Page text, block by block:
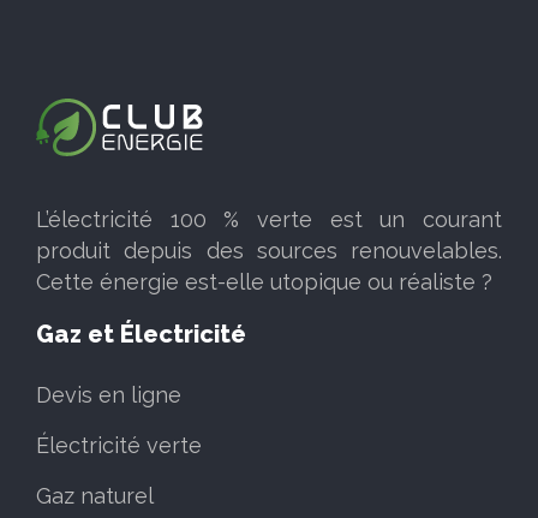
L’électricité 100 % verte est un courant
produit depuis des sources renouvelables.
Cette énergie est-elle utopique ou réaliste ?
Gaz et Électricité
Devis en ligne
Électricité verte
Gaz naturel